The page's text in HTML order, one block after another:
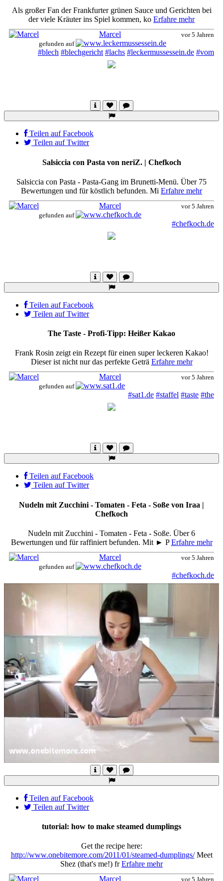
Als großer Fan der Frankfurter grünen Sauce und Gerichten bei
der viele Kräuter ins Spiel kommen, ko Erfahre mehr
Marcel
vor 5 Jahren
gefunden auf
#blech #blechgericht #lachs #leckermussessein.de #vom
Teilen auf Facebook
Teilen auf Twitter
Salsiccia con Pasta von neriZ. | Chefkoch
Salsiccia con Pasta - Pasta-Gang im Brunetti-Menü. Über 75
Bewertungen und für köstlich befunden. Mi Erfahre mehr
Marcel
vor 5 Jahren
gefunden auf
#chefkoch.de
Teilen auf Facebook
Teilen auf Twitter
The Taste - Profi-Tipp: Heißer Kakao
Frank Rosin zeigt ein Rezept für einen super leckeren Kakao!
Dieser ist nicht nur das perfekte Geträ Erfahre mehr
Marcel
vor 5 Jahren
gefunden auf
#sat1.de #staffel #taste #the
Teilen auf Facebook
Teilen auf Twitter
Nudeln mit Zucchini - Tomaten - Feta - Soße von Iraa |
Chefkoch
Nudeln mit Zucchini - Tomaten - Feta - Soße. Über 6
Bewertungen und für raffiniert befunden. Mit ► P Erfahre mehr
Marcel
vor 5 Jahren
gefunden auf
#chefkoch.de
Teilen auf Facebook
Teilen auf Twitter
tutorial: how to make steamed dumplings
Get the recipe here:
http://www.onebitemore.com/2011/01/steamed-dumplings/Meet
Shez (that's me!) fr Erfahre mehr
Marcel
vor 5 Jahren